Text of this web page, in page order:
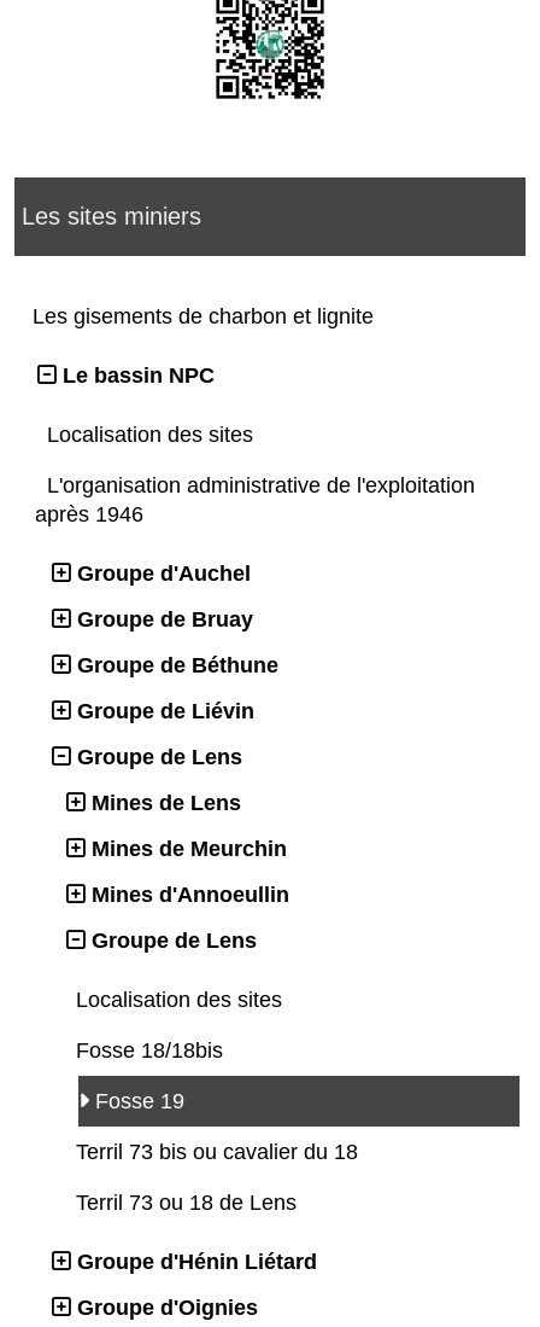
Les sites miniers
Les gisements de charbon et lignite
Le bassin NPC
Localisation des sites
L'organisation administrative de l'exploitation
après 1946
Groupe d'Auchel
Groupe de Bruay
Groupe de Béthune
Groupe de Liévin
Groupe de Lens
Mines de Lens
Mines de Meurchin
Mines d'Annoeullin
Groupe de Lens
Localisation des sites
Fosse 18/18bis
Fosse 19
Terril 73 bis ou cavalier du 18
Terril 73 ou 18 de Lens
Groupe d'Hénin Liétard
Groupe d'Oignies